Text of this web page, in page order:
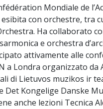
Mondiale de
con orchestre, tra
Ha collaborato
e orchestra
attivamente alle
Londra organizzato da
di Lietuvos muzikos ir
Kongelige Danske
anche lezioni Tecnica